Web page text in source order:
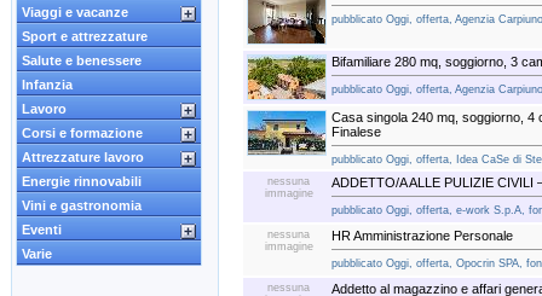
Viaggi e vacanze
Sport e attrezzature
Salute e benessere
Infanzia
Lavoro
Corsi e formazione
Attrezzature lavoro
Energie rinnovabili
Vini e gastronomia
Eventi
Varie
pubblicato Oggi, offerta, Agenzia
Bifamiliare 280 mq, soggiorno, 3
pubblicato Oggi, offerta, Agenzia
Casa singola 240 mq, soggiorno, 4
Finalese
pubblicato Oggi, offerta, Idea CaSe di
nessuna
immagine
ADDETTO/A ALLE PULIZIE CIVILI
pubblicato Oggi, offerta, e-work S.p.A,
nessuna
immagine
HR Amministrazione Personale
pubblicato Oggi, offerta, Opocrin SPA,
nessuna
Addetto al magazzino e affari